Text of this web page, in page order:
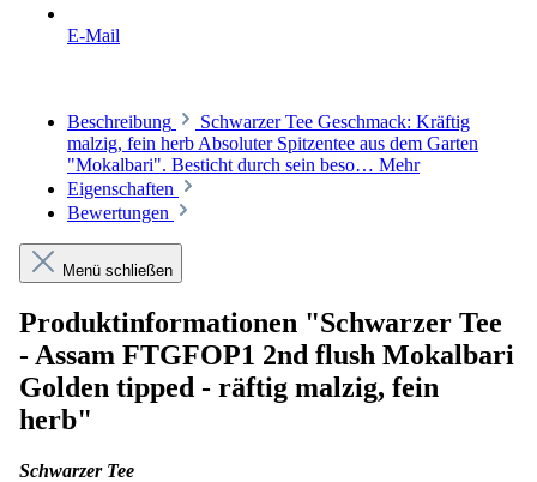
E-Mail
Beschreibung
Schwarzer Tee Geschmack: Kräftig
malzig, fein herb Absoluter Spitzentee aus dem Garten
"Mokalbari". Besticht durch sein beso… Mehr
Eigenschaften
Bewertungen
Menü schließen
Produktinformationen "Schwarzer Tee
- Assam FTGFOP1 2nd flush Mokalbari
Golden tipped - räftig malzig, fein
herb"
Schwarzer Tee